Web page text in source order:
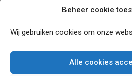
Beheer cookie
Wij gebruiken cookies om onze
Alle cookies
en in London over een jaar
6 jaar geleden sebasv17